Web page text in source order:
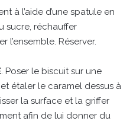
à l’aide d’une spatule en
sucre, réchauffer
l’ensemble. Réserver.
. Poser le biscuit sur une
étaler le caramel dessus à
la surface et la griffer
afin de lui donner du